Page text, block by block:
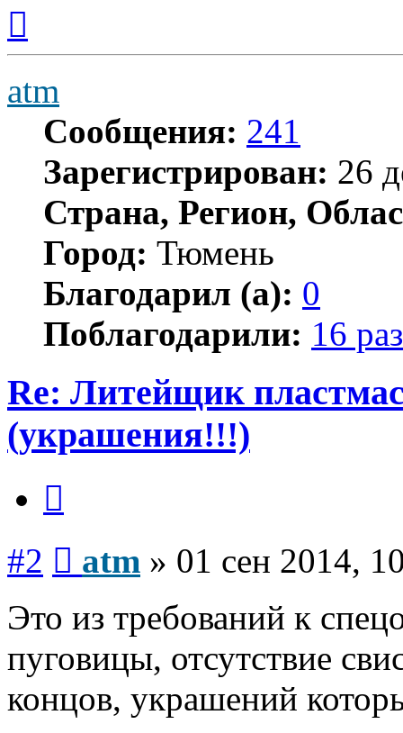
началу
atm
Сообщения: 241
Зарегистрирован: 26
Страна, Регион,
Город: Тюмень
Благодарил (а): 0
Поблагодарили: 16 раз
Re: Литейщик
(украшения!!!)
#2 atm » 01 сен 2014,
Это из требований к
пуговицы, отсутствие
концов, украшений